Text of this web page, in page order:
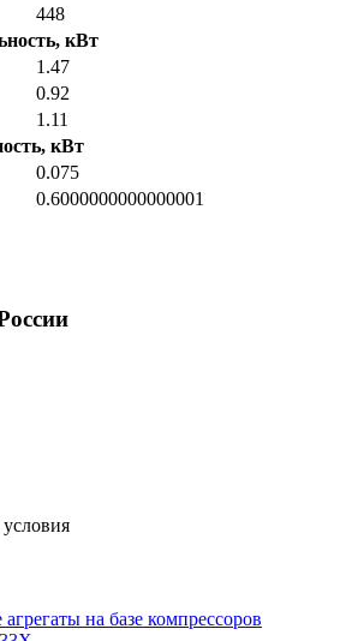
448
кВт
1.47
0.92
1.11
кВт
0.075
0.6000000000000001